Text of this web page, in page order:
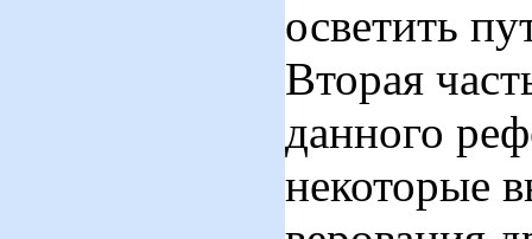
осветить
Вторая
данного
некоторые